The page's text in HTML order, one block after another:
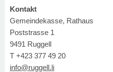
Kontakt
Gemeindekasse, Rathaus
Poststrasse 1
9491 Ruggell
T +423 377 49 20
info@ruggell.li